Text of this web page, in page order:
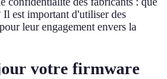
Il est important d'utiliser des
leur engagement envers la
votre firmware